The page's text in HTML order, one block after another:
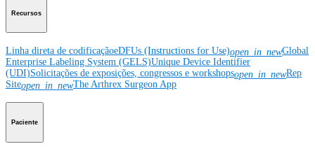
Recursos
Linha direta de codificaçãoeDFUs (Instructions for Use)open_in_newGlobal
Enterprise Labeling System (GELS)Unique Device Identifier
(UDI)Solicitações de exposições, congressos e workshopsopen_in_newRep
Siteopen_in_newThe Arthrex Surgeon App
Paciente